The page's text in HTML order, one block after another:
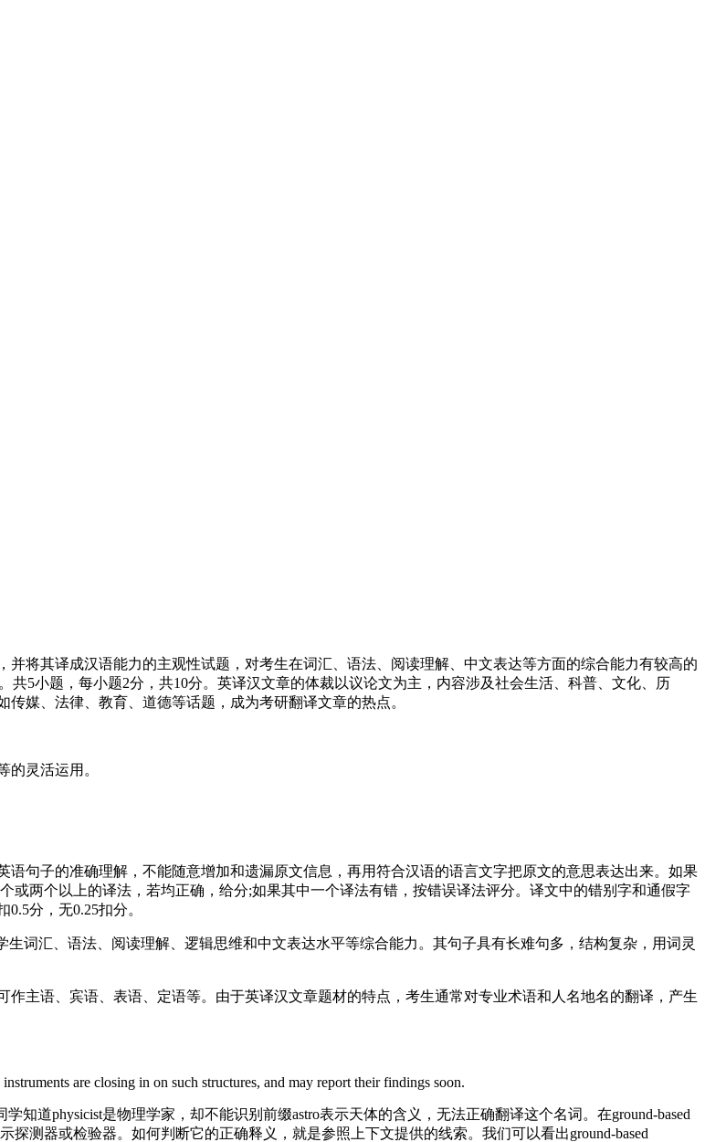
将其译成汉语能力的主观性试题，对考生在词汇、语法、阅读理解、中文表达等方面的综合能力有较高的
5小题，每小题2分，共10分。英译汉文章的体裁以议论文为主，内容涉及社会生活、科普、文化、历
媒、法律、教育、道德等话题，成为考研翻译文章的热点。
灵活运用。
句子的准确理解，不能随意增加和遗漏原文信息，再用符合汉语的语言文字把原文的意思表达出来。如果
或两个以上的译法，若均正确，给分;如果其中一个译法有错，按错误译法评分。译文中的错别字和通假字
分，无0.25扣分。
词汇、语法、阅读理解、逻辑思维和中文表达水平等综合能力。其句子具有长难句多，结构复杂，用词灵
主语、宾语、表语、定语等。由于英译汉文章题材的特点，考生通常对专业术语和人名地名的翻译，产生
are closing in on such structures, and may report their findings soon.
知道physicist是物理学家，却不能识别前缀astro表示天体的含义，无法正确翻译这个名词。在ground-based
探测器或检验器。如何判断它的正确释义，就是参照上下文提供的线索。我们可以看出ground-based